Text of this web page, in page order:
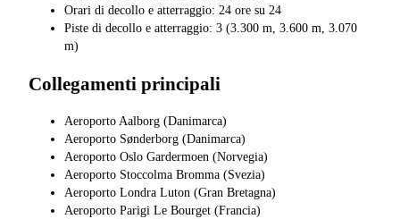
Orari di decollo e atterraggio: 24 ore su 24
Piste di decollo e atterraggio: 3 (3.300 m, 3.600 m, 3.070
m)
Collegamenti principali
Aeroporto Aalborg (Danimarca)
Aeroporto Sønderborg (Danimarca)
Aeroporto Oslo Gardermoen (Norvegia)
Aeroporto Stoccolma Bromma (Svezia)
Aeroporto Londra Luton (Gran Bretagna)
Aeroporto Parigi Le Bourget (Francia)